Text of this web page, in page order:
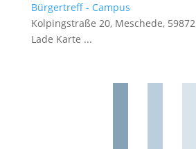
Bürgertreff - Campus
Kolpingstraße 20, Meschede, 59872
Lade Karte ...